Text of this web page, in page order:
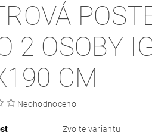
2 OSOBY
CM
Neohodnoceno
Zvolte variantu